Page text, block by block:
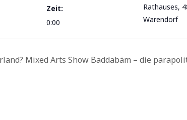
Zeit:
0:00
Rathauses,
Warendorf
Mixed Arts Show Baddabäm – die